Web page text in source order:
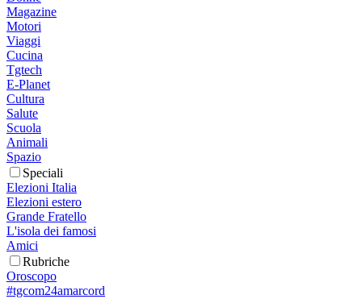
Magazine
Motori
Viaggi
Cucina
Tgtech
E-Planet
Cultura
Salute
Scuola
Animali
Spazio
Speciali
Elezioni Italia
Elezioni estero
Grande Fratello
L'isola dei famosi
Amici
Rubriche
Oroscopo
#tgcom24amarcord